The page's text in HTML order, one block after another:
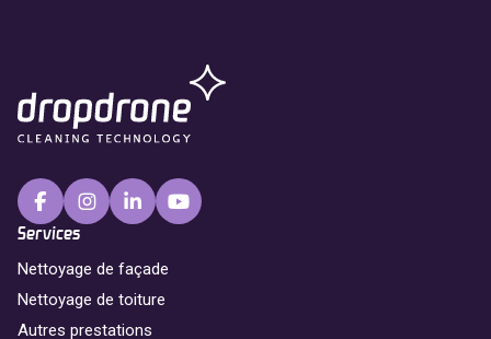
Services
Nettoyage de façade
Nettoyage de toiture
Autres prestations